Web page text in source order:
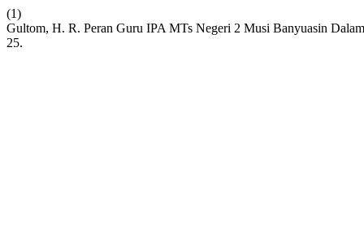
(1)
Gultom, H. R. Peran Guru IPA MTs Negeri 2 Musi Banyuasin
25.